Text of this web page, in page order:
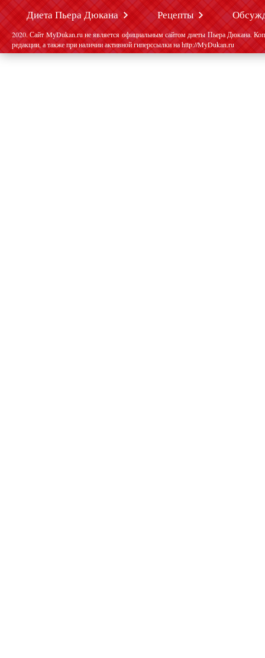
Диета Пьера Дюкана Рецепты
2020. Сайт MyDukan.ru не является официальным сайтом диеты Пьера Дюкана.
редакции, а также при наличии активной гиперссылки на http://MyDukan.ru